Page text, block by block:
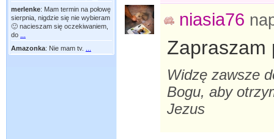
merlenke: Mam termin na połowę
sierpnia, nigdzie się nie wybieram
🙂 nacieszam się oczekiwaniem,
do
Amazonka: Nie mam tv.
niasia76
Zapraszam
Widzę zawsze
Bogu, aby
Jezus